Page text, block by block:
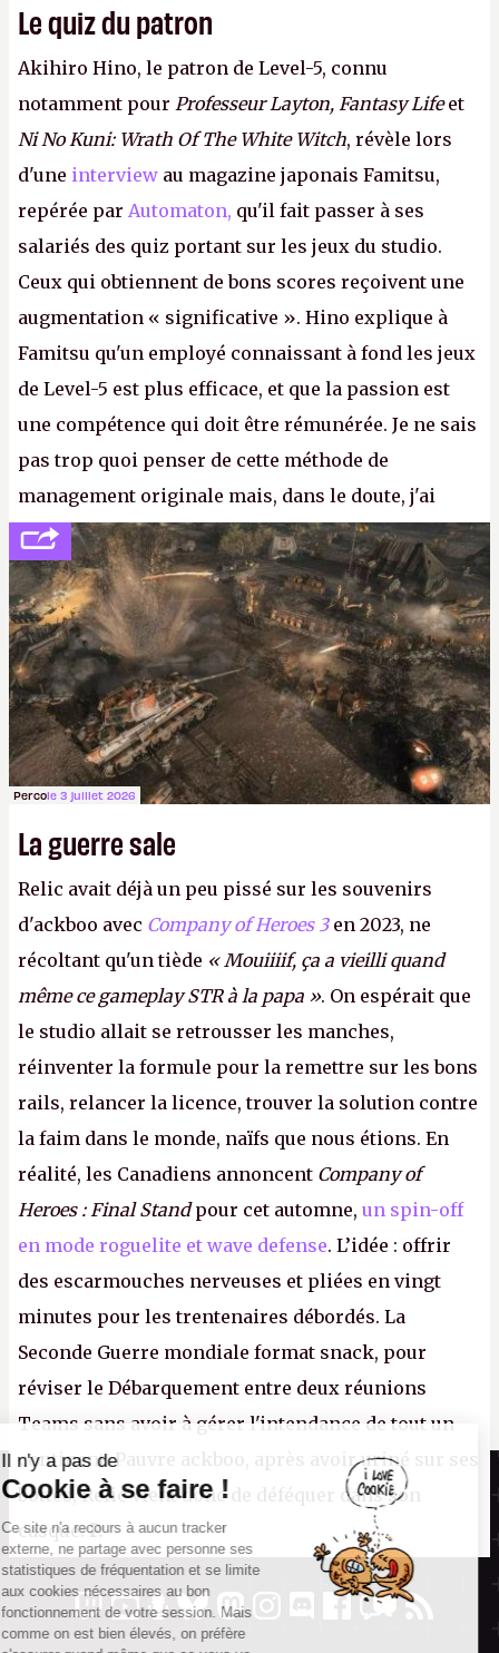
Le quiz du patron
Akihiro Hino, le patron de Level-5, connu
notamment pour Professeur Layton, Fantasy Lifeet
Ni No Kuni: Wrath Of The White Witch, révèle lors
d'une interview au magazine japonais Famitsu,
repérée par Automaton, qu'il fait passer à ses
salariés des quiz portant sur les jeux du studio.
Ceux qui obtiennent de bons scores reçoivent une
augmentation « significative ». Hino explique à
Famitsu qu'un employé connaissant à fond les jeux
de Level-5 est plus efficace, et que la passion est
une compétence qui doit être rémunérée. Je ne sais
pas trop quoi penser de cette méthode de
management originale mais, dans le doute, j'ai
décidé d'apprendre par cœur les 300 derniers
numéros deCanard PCavant de demander une
augmentation à Ivan Le Fou.A.
Percole 3 juillet 2026
La guerre sale
Relic avait déjà un peu pissé sur les souvenirs
d'ackboo avec Company of Heroes 3en 2023, ne
récoltant qu'un tiède « Mouiiiif, ça a vieilli quand
même ce gameplay STR à la papa ». On espérait que
le studio allait se retrousser les manches,
réinventer la formule pour la remettre sur les bons
rails, relancer la licence, trouver la solution contre
la faim dans le monde, naïfs que nous étions. En
réalité, les Canadiens annoncent Company of
Heroes : Final Standpour cet automne, un spin-off
en mode roguelite et wave defense. L’idée : offrir
des escarmouches nerveuses et pliées en vingt
minutes pour les trentenaires débordés. La
Seconde Guerre mondiale format snack, pour
réviser le Débarquement entre deux réunions
Teams sans avoir à gérer l'intendance de tout un
continent. Pauvre ackboo, après avoir uriné sur ses
bottes, Relic vient donc de déféquer dans son
casque.P.
Canard PC
Kiosque numérique
Boutique
Il n'y a pas de
Cookie à se faire !
Ce site n'a recours à aucun tracker
externe, ne partage avec personne ses
statistiques de fréquentation et se limite
aux cookies nécessaires au bon
fonctionnement de votre session. Mais
comme on est bien élevés, on préfère